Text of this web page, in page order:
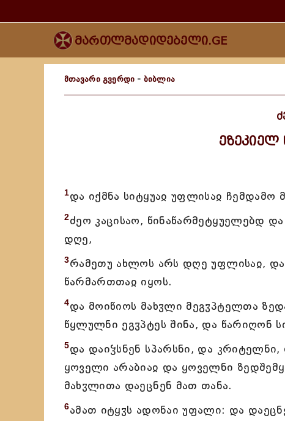
მართლმადიდებელი.GE
მთავარი გვერდი - ბიბლია
ეზეკიელ
1და იქმნა სიტყუაჲ უფლისაჲ ჩემდამო
2ძეო კაცისაო, წინაწარმეტყუელებდ
დღე,
3რამეთუ ახლოს არს დღე უფლისაჲ,
წარმართთაჲ იყოს.
4და მოიწიოს მახჳლი მეგჳპტელთა
წყლულნი ეგჳპტეს შინა, და წარიღონ
5და დაიჴსნენ სპარსნი, და
ყოველი არაბიაჲ და ყოველნი
მახჳლითა დაეცნენ მათ თანა.
6ამათ იტყჳს ადონაი უფალი: და